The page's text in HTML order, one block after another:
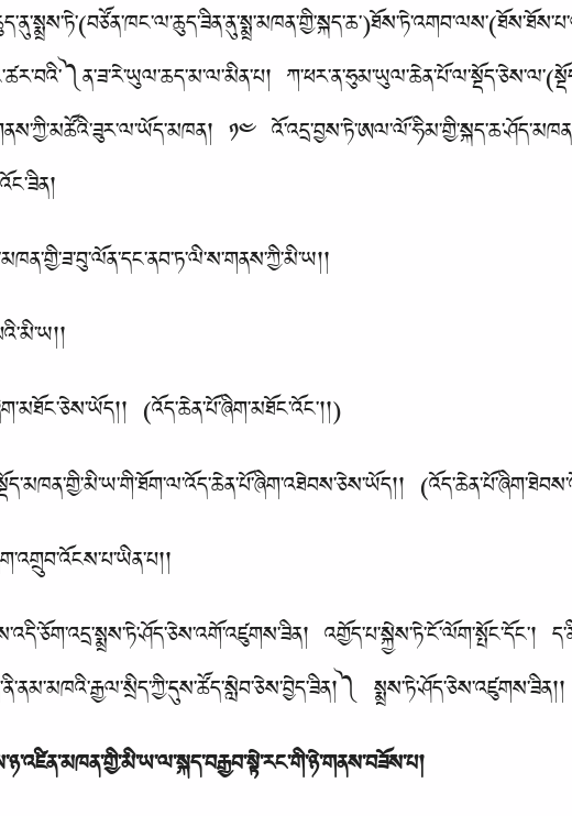
༡༤
(འོད་ཆེན་པོ་ཞིག་མཐོང་འོང་།།)
འགྱོད་པ་སྐྱེས་ཏེ་ངོ་ལོག་སྤོང་དོང་།
སྨྲས་ཏེ་ཤོད་ཅེས་འཛུགས་ཟིན།།